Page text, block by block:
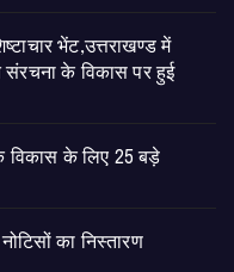
भेंट,उत्तराखण्ड में
के विकास पर हुई
विकास के लिए 25 बड़े
का निस्तारण